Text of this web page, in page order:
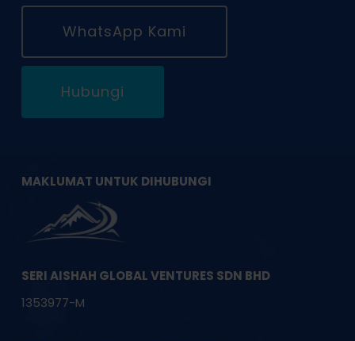
WhatsApp Kami
Hubungi
MAKLUMAT UNTUK DIHUBUNGI
SERI AISHAH GLOBAL VENTURES SDN BHD
1353977-M